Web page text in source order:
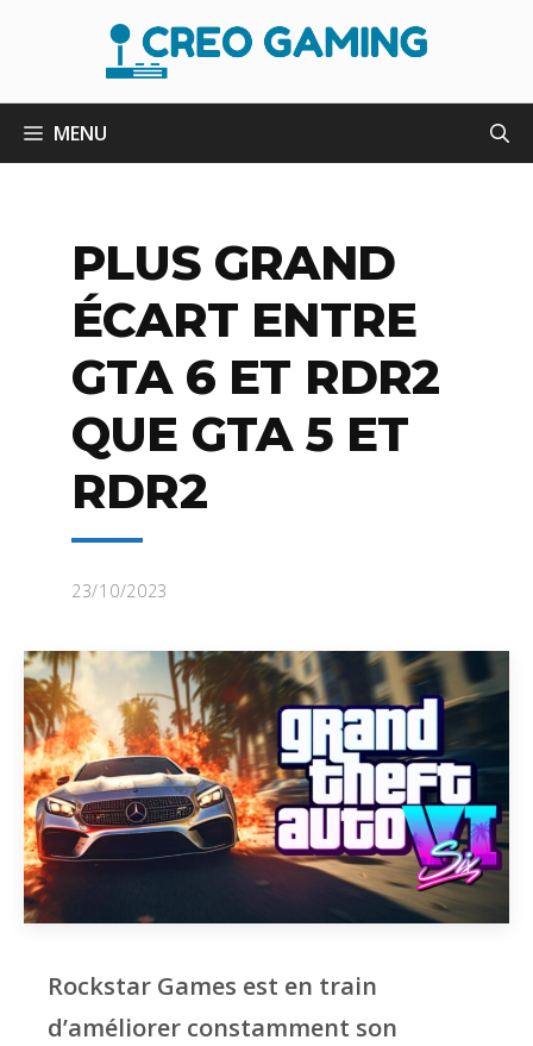
MENU
PLUS GRAND
ÉCART ENTRE
GTA 6 ET RDR2
QUE GTA 5 ET
RDR2
23/10/2023
Rockstar Games est en train
d’améliorer constamment son